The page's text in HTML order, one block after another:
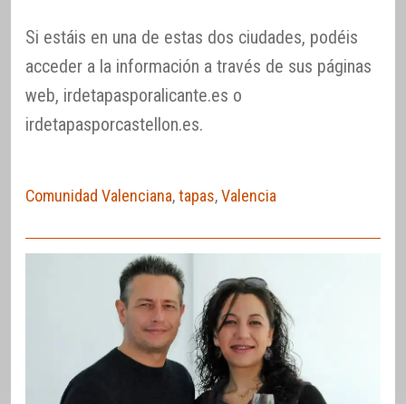
Si estáis en una de estas dos ciudades, podéis
acceder a la información a través de sus páginas
web, irdetapasporalicante.es o
irdetapasporcastellon.es.
Comunidad Valenciana,tapas,Valencia